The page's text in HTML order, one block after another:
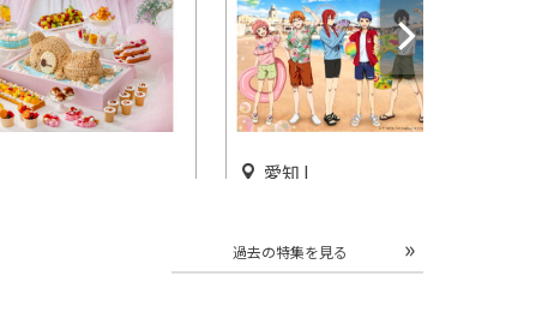
愛知 |
す！ きらめき☆バケーション
in ラグーナテンボス」開催
過去の特集を見る